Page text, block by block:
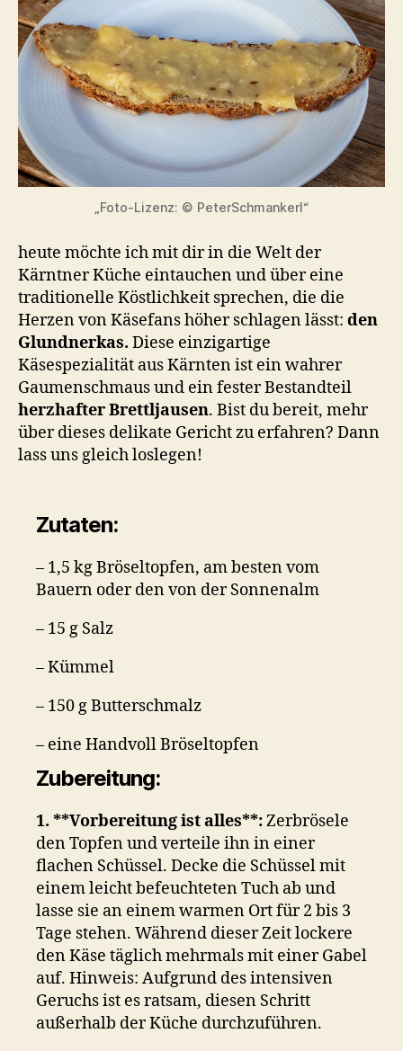
Brettljause
„Foto-Lizenz: © PeterSchmankerl“
heute möchte ich mit dir in die Welt der
Kärntner Küche eintauchen und über eine
traditionelle Köstlichkeit sprechen, die die
Herzen von Käsefans höher schlagen lässt: den
Glundnerkas. Diese einzigartige
Käsespezialität aus Kärnten ist ein wahrer
Gaumenschmaus und ein fester Bestandteil
herzhafter Brettljausen. Bist du bereit, mehr
über dieses delikate Gericht zu erfahren? Dann
lass uns gleich loslegen!
Zutaten:
– 1,5 kg Bröseltopfen, am besten vom
Bauern oder den von der Sonnenalm
– 15 g Salz
– Kümmel
– 150 g Butterschmalz
– eine Handvoll Bröseltopfen
Zubereitung:
1. **Vorbereitung ist alles**:Zerbrösele
den Topfen und verteile ihn in einer
flachen Schüssel. Decke die Schüssel mit
einem leicht befeuchteten Tuch ab und
lasse sie an einem warmen Ort für 2 bis 3
Tage stehen. Während dieser Zeit lockere
den Käse täglich mehrmals mit einer Gabel
auf. Hinweis: Aufgrund des intensiven
Geruchs ist es ratsam, diesen Schritt
außerhalb der Küche durchzuführen.